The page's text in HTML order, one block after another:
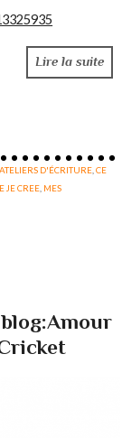
Lire la suite
ATELIERS D'ÉCRITURE ,CE
JE CREE MES